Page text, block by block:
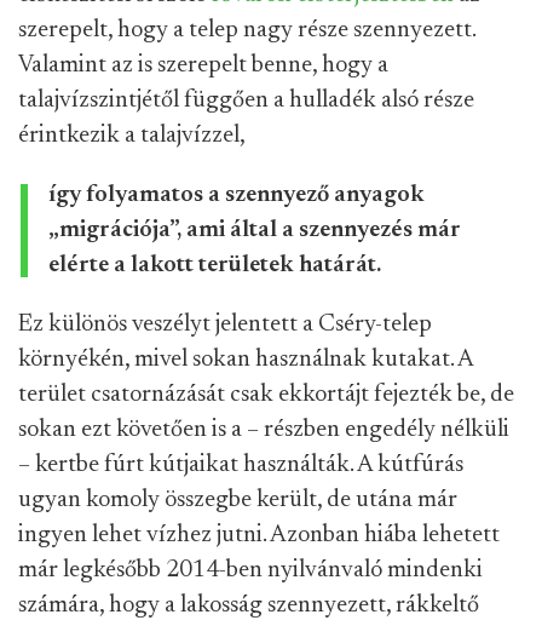
szerepelt, hogy a telep nagy része szennyezett.
Valamint az is szerepelt benne, hogy a
talajvízszintjétől függően a hulladék alsó része
érintkezik a talajvízzel,
így folyamatos a szennyező anyagok
„migrációja”, ami által a szennyezés már
elérte a lakott területek határát.
Ez különös veszélyt jelentett a Cséry-telep
környékén, mivel sokan használnak kutakat. A
terület csatornázását csak ekkortájt fejezték be, de
sokan ezt követően is a – részben engedély nélküli
– kertbe fúrt kútjaikat használták. A kútfúrás
ugyan komoly összegbe került, de utána már
ingyen lehet vízhez jutni. Azonban hiába lehetett
már legkésőbb 2014-ben nyilvánvaló mindenki
számára, hogy a lakosság szennyezett, rákkeltő